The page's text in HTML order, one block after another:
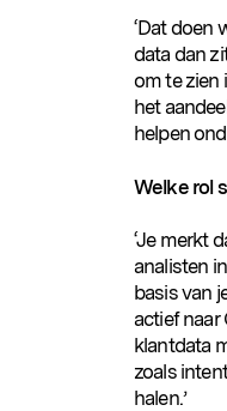
‘Dat doen
data dan
om te zien
het
helpen
Welke rol
‘Je merkt
analisten
basis van
actief naar
klantdata
zoals
halen.’